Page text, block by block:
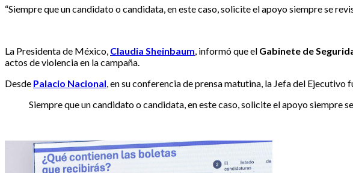
“Siempre que un candidato o candidata, en este caso, solicite el apoyo siempre se
La Presidenta de México, Claudia Sheinbaum , informó que el Gabinete de
actos de violencia en la campaña.
Desde Palacio Nacional , en su conferencia de prensa matutina, la Jefa del
Siempre que un candidato o candidata, en este caso, solicite el apoyo siempre